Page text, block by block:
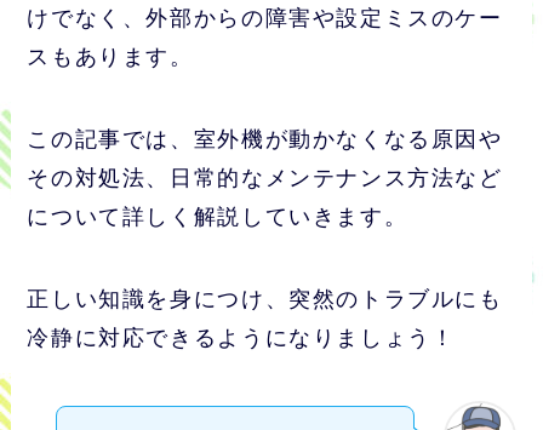
けでなく、外部からの障害や設定ミスのケー
スもあります。
この記事では、室外機が動かなくなる原因や
その対処法、日常的なメンテナンス方法など
について詳しく解説していきます。
正しい知識を身につけ、突然のトラブルにも
冷静に対応できるようになりましょう！